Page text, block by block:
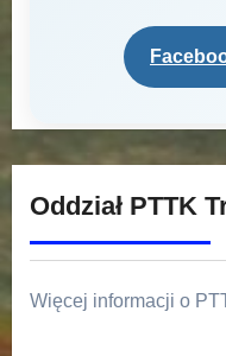
Oddział PTTK
Więcej informacji o